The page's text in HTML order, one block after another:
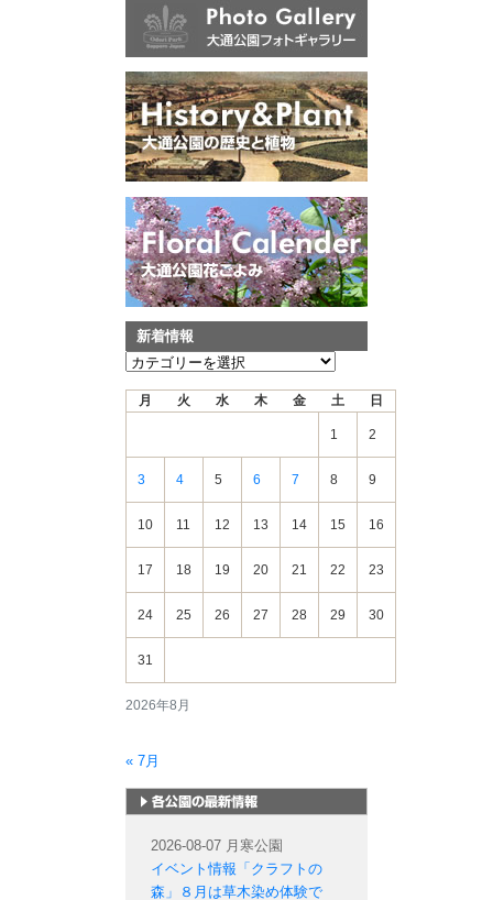
新着情報
新
2026年8月
月 火 水 木 金 土 日
1 2
3 4 5 6 7 8 9
10 11 12 13 14 15 16
17 18 19 20 21 22 23
24 25 26 27 28 29 30
31
« 7月
2026-08-07 月寒公園
イベント情報「クラフトの
森」８月は草木染め体験で